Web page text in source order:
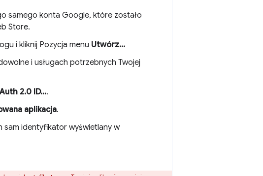
samego konta Google, które zostało
Store.
i kliknij Pozycja menu Utwórz...
i usługach potrzebnych Twojej
2.0 ID....
aplikacja.
sam identyfikator wyświetlany w